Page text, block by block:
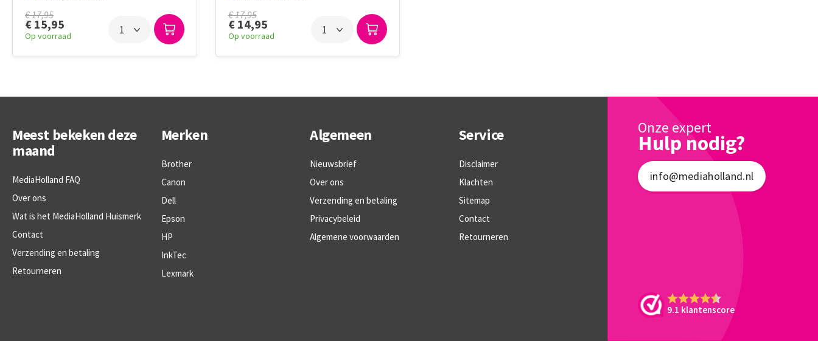
€ 17,95
€ 15,95
Op voorraad
€ 17,95
€ 14,95
Op voorraad
Meest bekeken deze
maand
MediaHolland FAQ
Over ons
Wat is het MediaHolland Huismerk
Contact
Verzending en betaling
Retourneren
Merken
Brother
Canon
Dell
Epson
HP
InkTec
Lexmark
Algemeen
Nieuwsbrief
Over ons
Verzending en betaling
Privacybeleid
Algemene voorwaarden
Service
Disclaimer
Klachten
Sitemap
Contact
Retourneren
Onze expert
Hulp nodig?
info@mediaholland.nl
9.1 klantenscore